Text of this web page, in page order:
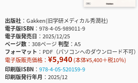
出版社
Gakken(旧学研メディカル秀潤社)
電子版ISBN
978-4-05-989011-9
電子版発売日
2025/12/25
ページ数
308ページ判型
A5
フォーマット
PDF（パソコンへのダウンロード不可）
電子版販売価格： ¥5,940(本体¥5,400＋税10％)
印刷版ISBN
978-4-05-520159-9
印刷版発行年月
2025/12